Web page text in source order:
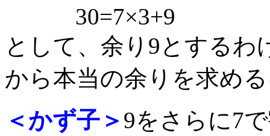
30=7×3+9
として、余り9とする
から本当の余りを求め
＜かず子＞ 9をさらに7